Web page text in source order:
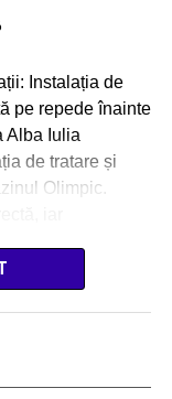
Instalația de
pe repede înainte
Alba Iulia
de tratare și
Olimpic.